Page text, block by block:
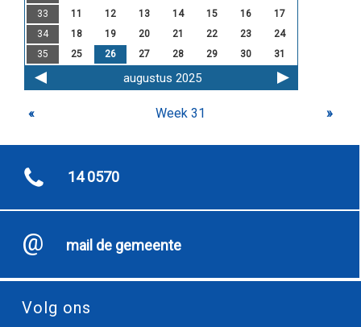
33
11 12 13 14 15 16
17
34
18 19 20 21 22 23
24
35
25 26 27 28 29 30 31
augustus 2025
« Week 31 »
14 0570
mail de gemeente
Volg ons